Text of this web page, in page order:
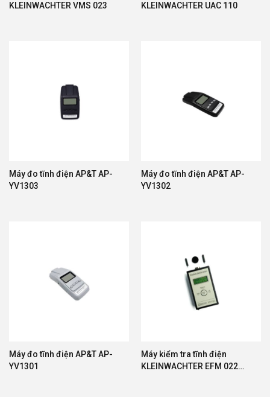
KLEINWACHTER VMS 023
KLEINWACHTER UAC 110
Máy đo tĩnh điện AP&T AP-
YV1303
Máy đo tĩnh điện AP&T AP-
YV1302
Máy đo tĩnh điện AP&T AP-
YV1301
Máy kiểm tra tĩnh điện
KLEINWACHTER EFM 022